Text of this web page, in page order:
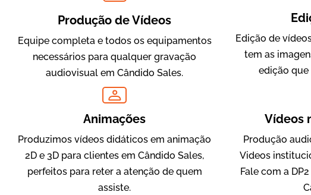
Evolucional
Vídeos para Treinamentos
Produção de Vídeos
Equipe completa e todos os equipamentos
necessários para qualquer gravação
audiovisual em Cândido Sales.
Edição de
tem as
edição que
Animações
Produzimos vídeos didáticos em animação
2D e 3D para clientes em Cândido Sales,
perfeitos para reter a atenção de quem
assiste.
Vídeos
Produção
Videos
Fale com a